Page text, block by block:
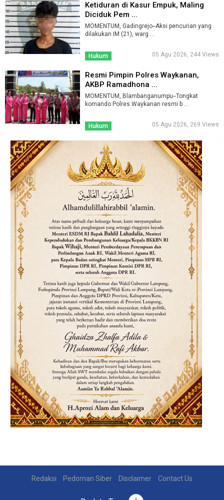
Ketiduran di Kasur Empuk, Maling
Diciduk Pem ...
MOMENTUM, Gadingrejo--Aksi pencurian yang
dilakukan IM (21), warg ...
Hukum 05 Agu 2026, 244 Views
Resmi Pimpin Polres Waykanan,
AKBP Ramadhona ...
MOMENTUM, Blambanganumpu--Tongkat
komando Polres Waykanan resmi b ...
Hukum 05 Agu 2026, 269 Views
Redaksi Pedoman Siber Disclaimer Contact Us